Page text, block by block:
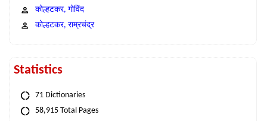
कोल्हटकर, गोविंद
कोल्हटकर, राम्रचंद्र
Statistics
71 Dictionaries
58,915 Total Pages